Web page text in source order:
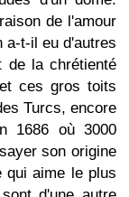
de l'amour
a-t-il eu d'autres
de la chrétienté
ces gros toits
Turcs, encore
1686 où 3000
son origine
qui aime le plus